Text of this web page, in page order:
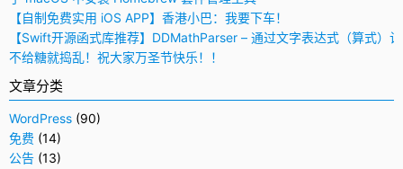
【自制免费实用 iOS APP】香港小巴：我要下车！
【Swift开源函式库推荐】DDMathParser – 通过文字表达式（算式）
不给糖就捣乱！祝大家万圣节快乐！！
文章分类
WordPress (90)
免费 (14)
公告 (13)